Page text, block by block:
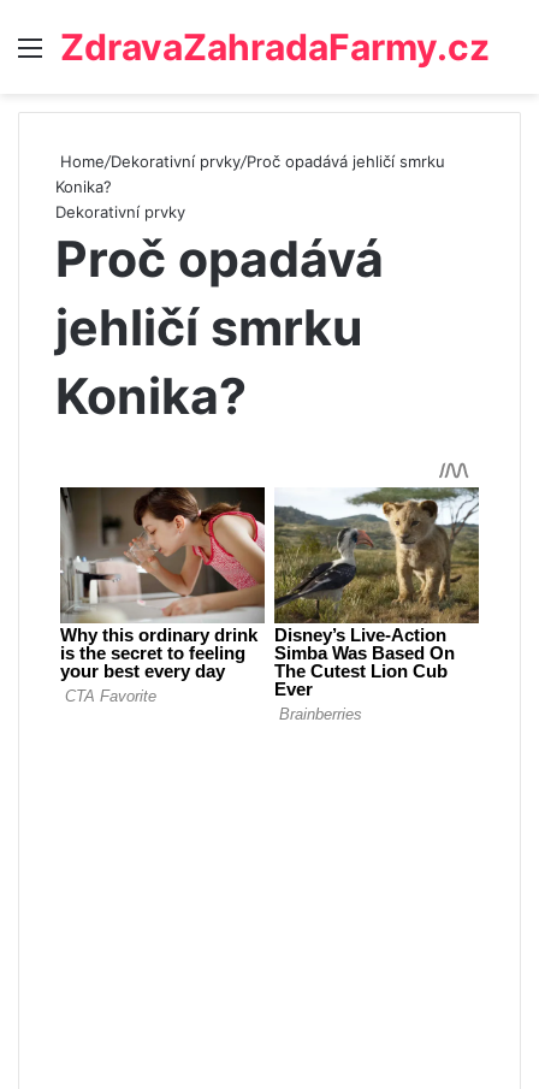
Menu
ZdravaZahradaFarmy.cz
Home/Dekorativní prvky/Proč opadává jehličí smrku
Konika?
Dekorativní prvky
Proč opadává
jehličí smrku
Konika?